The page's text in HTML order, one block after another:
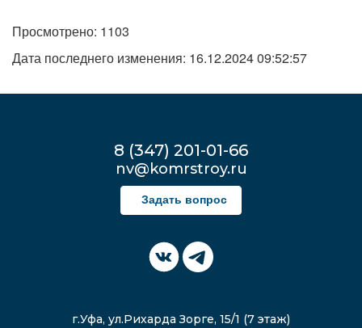
Просмотрено: 1103
Дата последнего изменения: 16.12.2024 09:52:57
8 (347) 201-01-66
nv@komrstroy.ru
Задать вопрос
г.Уфа, ул.Рихарда Зорге, 15/1 (7 этаж)